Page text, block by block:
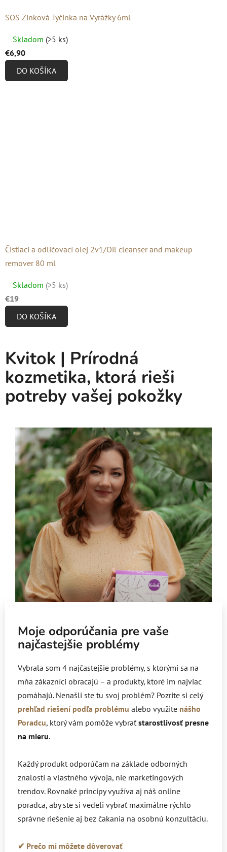
SOS Zinková Tyčinka na Vyrážky 6ml
hodnotenie
produktu
Skladom (>5 ks)
€6,90
DO KOŠÍKA
Čistiaci a odličovací olej 2v1/Oil cleanser and makeup
remover 80 ml
hodnotenie
produktu
5
hviezdičiek.
Skladom (>5 ks)
€19
DO KOŠÍKA
Kvitok | Prírodná
kozmetika, ktorá rieši
potreby vašej pokožky
Moje odporúčania pre vaše
najčastejšie problémy
Vybrala som 4 najčastejšie problémy, s ktorými sa na
mňa zákazníci obracajú – a produkty, ktoré im najviac
pomáhajú. Nenašli ste tu svoj problém? Pozrite si celý
prehľad riešení podľa problému alebo využite nášho
Poradcu, ktorý vám pomôže vybraťstarostlivosť presne
na mieru.
Každý produkt odporúčam na základe odborných
znalostí a vlastného vývoja, nie marketingových
trendov. Rovnaké princípy využíva aj náš online
poradca, aby ste si vedeli vybrať maximálne rýchlo
správne riešenie aj bez čakania na osobnú konzultáciu.
✔ Prečo mi môžete dôverovať